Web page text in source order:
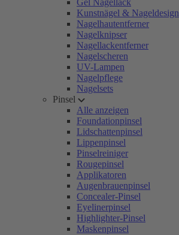
Gel Nagellack
Kunstnägel & Nageldesign
Nagelhautentferner
Nagelknipser
Nagellackentferner
Nagelscheren
UV-Lampen
Nagelpflege
Nagelsets
Pinsel
Alle anzeigen
Foundationpinsel
Lidschattenpinsel
Lippenpinsel
Pinselreiniger
Rougepinsel
Applikatoren
Augenbrauenpinsel
Concealer-Pinsel
Eyelinerpinsel
Highlighter-Pinsel
Maskenpinsel